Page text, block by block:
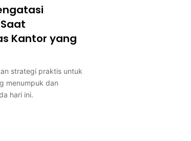
Kantor yang
strategi praktis untuk
menumpuk dan
hari ini.